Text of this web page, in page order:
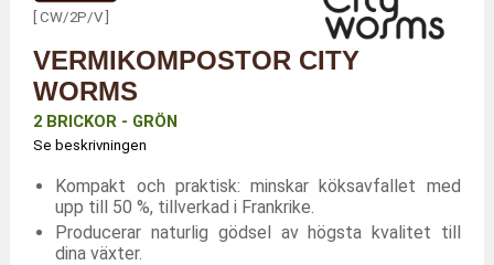
[ CW/2P/V ]
VERMIKOMPOSTOR CITY
WORMS
2 BRICKOR - GRÖN
Se beskrivningen
Kompakt och praktisk: minskar köksavfallet med
upp till 50 %, tillverkad i Frankrike.
Producerar naturlig gödsel av högsta kvalitet till
dina växter.